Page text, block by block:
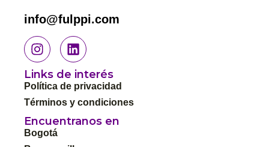
info@fulppi.com
Links de interés
Política de privacidad
Términos y condiciones
Encuentranos en
Bogotá